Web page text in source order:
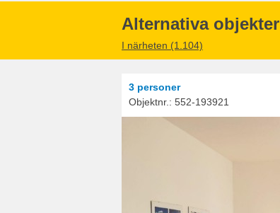
Alternativa objekter
I närheten (1.104)
3 personer
Objektnr.: 552-193921